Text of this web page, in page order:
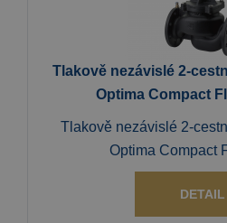
Tlakově nezávislé 2-
Optima Compact
Tlakově nezávislé 2-
Optima Compact
DETAIL